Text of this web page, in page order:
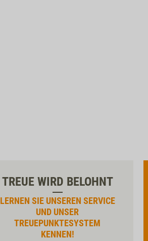
TREUE WIRD BELOHNT
LERNEN SIE UNSEREN SERVICE
UND UNSER
TREUEPUNKTESYSTEM
KENNEN!